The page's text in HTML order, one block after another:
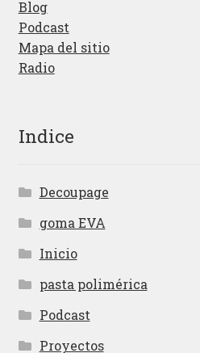
Blog
Podcast
Mapa del sitio
Radio
Indice
Decoupage
goma EVA
Inicio
pasta polimérica
Podcast
Proyectos